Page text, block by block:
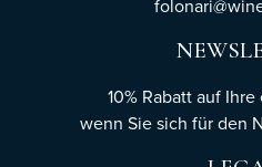
10% Rabatt auf
wenn Sie sich für den